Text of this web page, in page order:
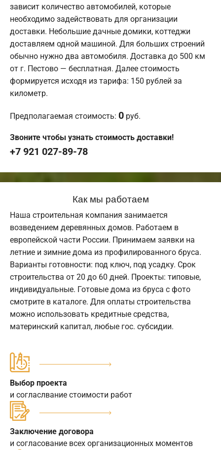
зависит количество автомобилей, которые
необходимо задействовать для организации
доставки. Небольшие дачные домики, коттеджи
доставляем одной машиной. Для больших строений
обычно нужно два автомобиля. Доставка до 500 км
от г. Пестово — бесплатная. Далее стоимость
формируется исходя из тарифа: 150 рублей за
километр.
Предполагаемая стоимость: 0 руб.
Звоните чтобы узнать стоимость доставки!
+7 921 027-89-78
Как мы работаем
Наша строительная компания занимается
возведением деревянных домов. Работаем в
европейской части России. Принимаем заявки на
летние и зимние дома из профилированного бруса.
Варианты готовности: под ключ, под усадку. Срок
строительства от 20 до 60 дней. Проекты: типовые,
индивидуальные. Готовые дома из бруса с фото
смотрите в каталоге. Для оплаты строительства
можно использовать кредитные средства,
материнский капитал, любые гос. субсидии.
Выбор проекта
и согласлвание стоимости работ
Заключение договора
и согласование всех организационных моментов